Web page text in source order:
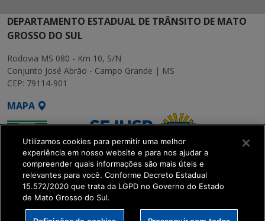
DEPARTAMENTO ESTADUAL DE TRÂNSITO DE MATO
GROSSO DO SUL
Rodovia MS 080 - Km 10, S/N
Conjunto José Abrão - Campo Grande | MS
CEP: 79114-901
MAPA
SETDIG | Secretaria-
Executiva de
Utilizamos cookies para permitir uma melhor
experiência em nosso website e para nos ajudar a
compreender quais informações são mais úteis e
relevantes para você. Conforme Decreto Estadual
15.572/2020 que trata da LGPD no Governo do Estado
de Mato Grosso do Sul.